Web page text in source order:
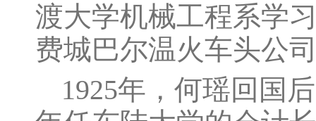
渡大学机械工程系学
费城巴尔温火车头公
1925年，何瑶回国